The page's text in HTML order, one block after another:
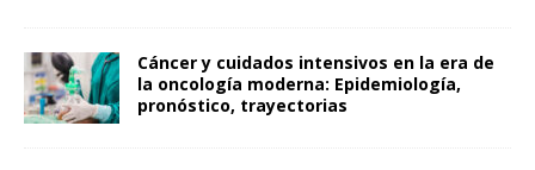
Cáncer y cuidados intensivos en la era de
la oncología moderna: Epidemiología,
pronóstico, trayectorias